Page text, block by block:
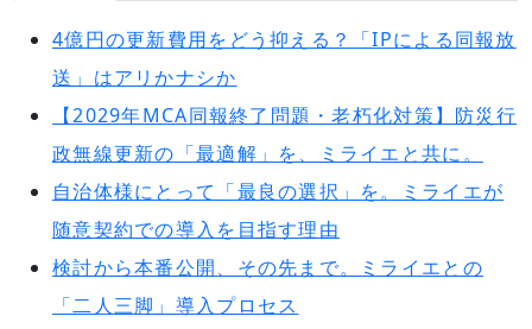
4億円の更新費用をどう抑える？「IPによる同報放
送」はアリかナシか
【2029年MCA同報終了問題・老朽化対策】防災行
政無線更新の「最適解」を、ミライエと共に。
自治体様にとって「最良の選択」を。ミライエが
随意契約での導入を目指す理由
検討から本番公開、その先まで。ミライエとの
「二人三脚」導入プロセス